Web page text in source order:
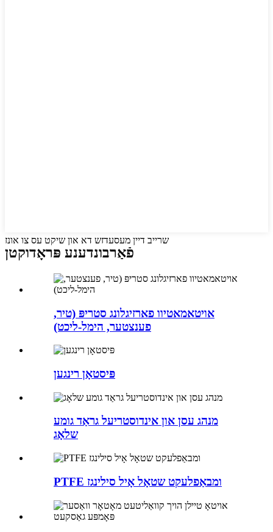
שרייב דיין מעסעדזש דא און שיקט עס צו אונז
פֿאַרבונדענע פּראָדוקטן
אויטאמאטיוו פארזיגלונג סטריפּ (טיר,
פענצטער, הימל-ליכט)
פּיסטאָן רינגען
מנהג עסן און אינדוסטריעל גראַד גומע
שלאָג
PTFE ומבאַפלעקט שטאָל אָיל סילינגז